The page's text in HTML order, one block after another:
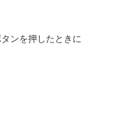
ンを押したときに